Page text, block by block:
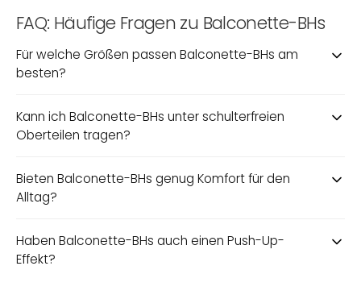
FAQ: Häufige Fragen zu Balconette-BHs
Für welche Größen passen Balconette-BHs am
besten?
Kann ich Balconette-BHs unter schulterfreien
Oberteilen tragen?
Bieten Balconette-BHs genug Komfort für den
Alltag?
Haben Balconette-BHs auch einen Push-Up-
Effekt?